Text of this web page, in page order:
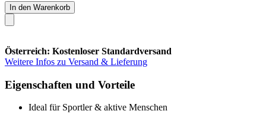
In den Warenkorb
Österreich: Kostenloser Standardversand
Weitere Infos zu Versand & Lieferung
Eigenschaften und Vorteile
Ideal für Sportler & aktive Menschen